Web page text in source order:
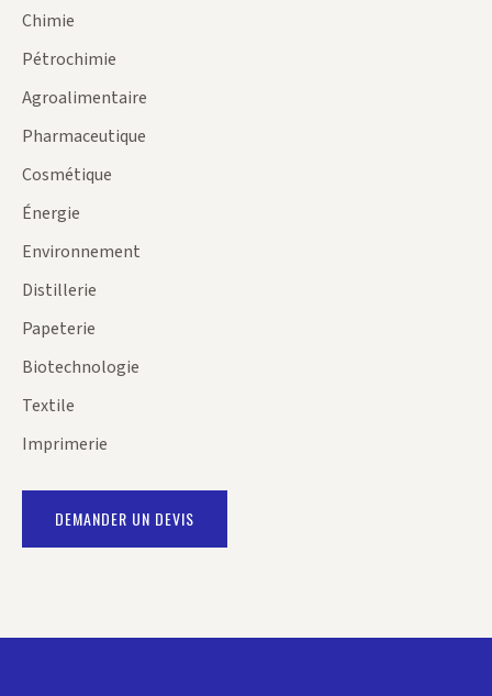
Chimie
Pétrochimie
Agroalimentaire
Pharmaceutique
Cosmétique
Énergie
Environnement
Distillerie
Papeterie
Biotechnologie
Textile
Imprimerie
DEMANDER UN DEVIS